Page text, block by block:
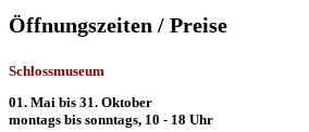
Öffnungszeiten / Preise
Schlossmuseum
01. Mai bis 31. Oktober
montags bis sonntags, 10 - 18 Uhr